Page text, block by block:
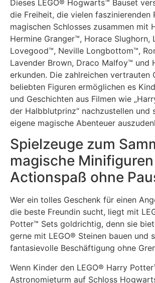
Dieses LEGO® Hogwarts™ Bauset
die Freiheit, die vielen faszinierenden
magischen Schlosses zusammen mit
Hermine Granger™, Horace Slughorn,
Lovegood™, Neville Longbottom™,
Lavender Brown, Draco Malfoy™ und
erkunden. Die zahlreichen vertrauten
beliebten Figuren ermöglichen es
und Geschichten aus Filmen wie
der Halbblutprinz“ nachzustellen und
eigene magische Abenteuer
Spielzeuge zum
magische
Actionspaß ohne
Wer ein tolles Geschenk für einen
die beste Freundin sucht, liegt mit
Potter™ Sets goldrichtig, denn sie
gerne mit LEGO® Steinen bauen und
fantasievolle Beschäftigung ohne
Wenn Kinder den LEGO® Harry
Astronomieturm auf Schloss